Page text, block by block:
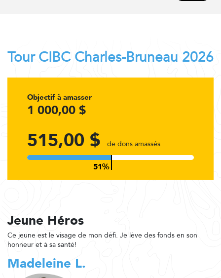
Tour CIBC Charles-Bruneau 2026
Objectif à amasser
1 000,00 $
515,00 $ de dons amassés
Jeune Héros
Ce jeune est le visage de mon défi. Je lève des fonds en son
honneur et à sa santé!
Madeleine L.